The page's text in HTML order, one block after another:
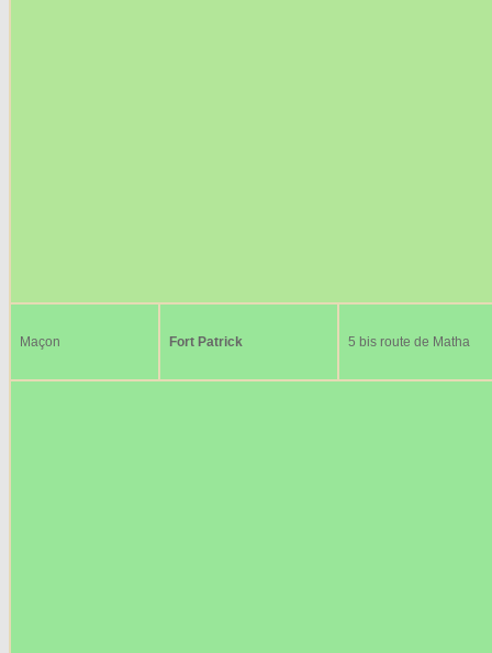
Maçon Fort Patrick 5 bis route de Matha